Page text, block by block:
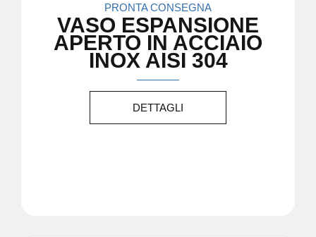
PRONTA CONSEGNA
VASO ESPANSIONE
APERTO IN ACCIAIO
INOX AISI 304
DETTAGLI